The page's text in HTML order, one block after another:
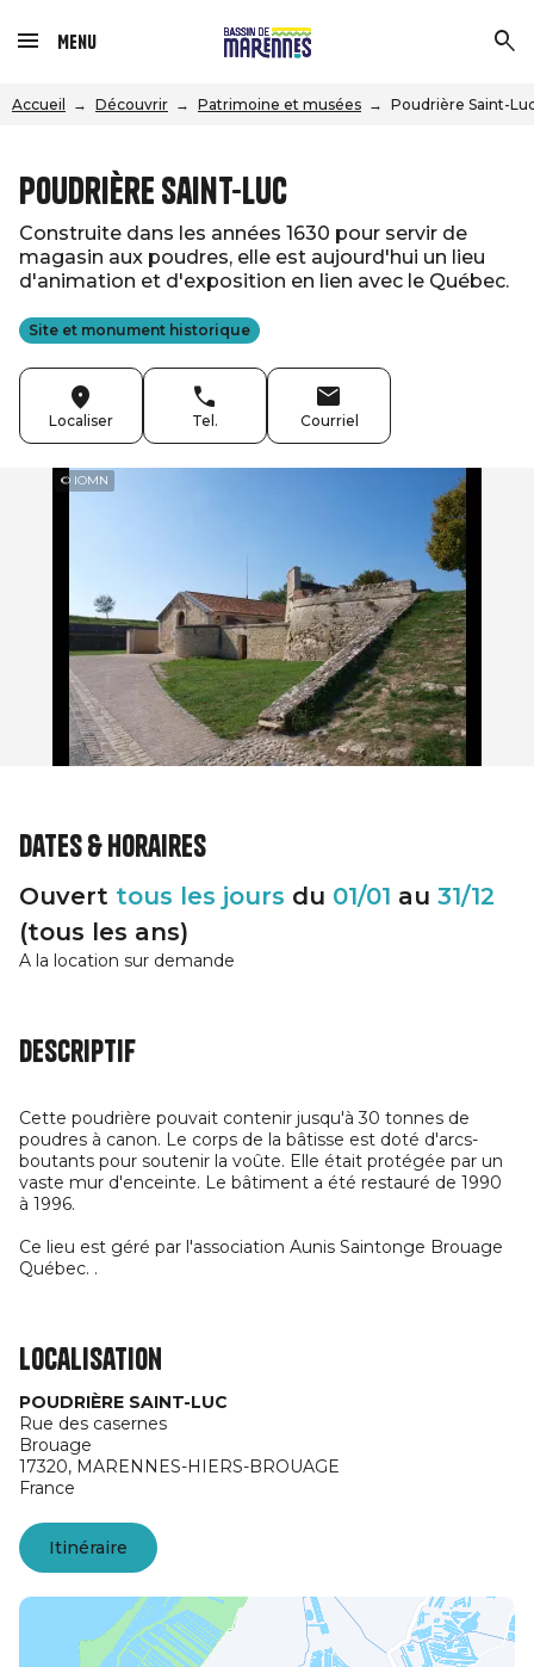
Menu
Accueil Découvrir Patrimoine et musées Poudrière Saint-
Poudrière Saint-Luc
Construite dans les années 1630 pour servir de
magasin aux poudres, elle est aujourd'hui un lieu
d'animation et d'exposition en lien avec le Québec.
Site et monument historique
Localiser Tel. Courriel
© IOMN
Dates & horaires
Ouvert tous les jours du 01/01 au 31/12
(tous les ans)
A la location sur demande
Descriptif
Cette poudrière pouvait contenir jusqu'à 30 tonnes de
poudres à canon. Le corps de la bâtisse est doté d'arcs-
boutants pour soutenir la voûte. Elle était protégée par un
vaste mur d'enceinte. Le bâtiment a été restauré de 1990
à 1996.
Ce lieu est géré par l'association Aunis Saintonge Brouage
Québec. .
Localisation
POUDRIÈRE SAINT-LUC
Rue des casernes
Brouage
17320, MARENNES-HIERS-BROUAGE
France
Itinéraire